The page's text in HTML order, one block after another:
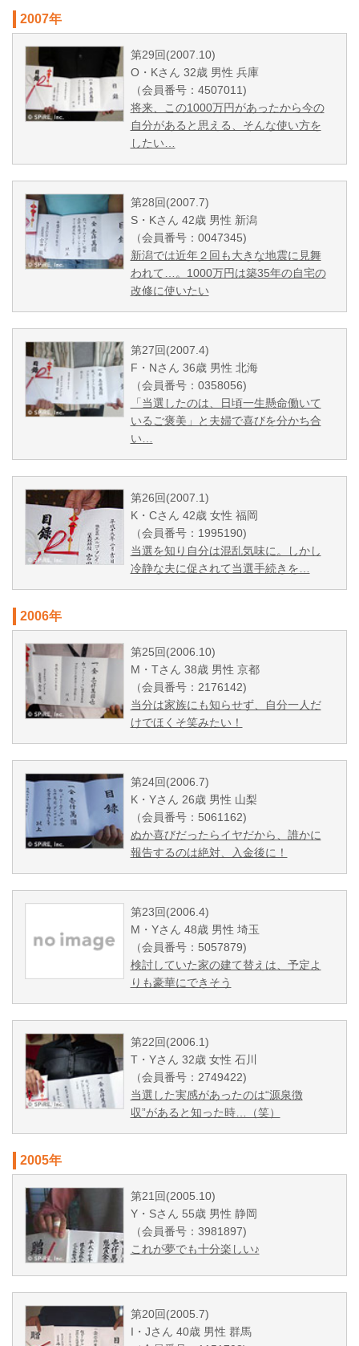
2007年
第29回(2007.10)
O・Kさん 32歳 男性 兵庫
（会員番号：4507011)
将来、この1000万円があったから今の
自分があると思える、そんな使い方を
したい…
第28回(2007.7)
S・Kさん 42歳 男性 新潟
（会員番号：0047345)
新潟では近年２回も大きな地震に見舞
われて…。1000万円は築35年の自宅の
改修に使いたい
第27回(2007.4)
F・Nさん 36歳 男性 北海
（会員番号：0358056)
「当選したのは、日頃一生懸命働いて
いるご褒美」と夫婦で喜びを分かち合
い…
第26回(2007.1)
K・Cさん 42歳 女性 福岡
（会員番号：1995190)
当選を知り自分は混乱気味に。しかし
冷静な夫に促されて当選手続きを…
2006年
第25回(2006.10)
M・Tさん 38歳 男性 京都
（会員番号：2176142)
当分は家族にも知らせず、自分一人だ
けでほくそ笑みたい！
第24回(2006.7)
K・Yさん 26歳 男性 山梨
（会員番号：5061162)
ぬか喜びだったらイヤだから、誰かに
報告するのは絶対、入金後に！
第23回(2006.4)
M・Yさん 48歳 男性 埼玉
（会員番号：5057879)
検討していた家の建て替えは、予定よ
りも豪華にできそう
第22回(2006.1)
T・Yさん 32歳 女性 石川
（会員番号：2749422)
当選した実感があったのは“源泉徴
収”があると知った時…（笑）
2005年
第21回(2005.10)
Y・Sさん 55歳 男性 静岡
（会員番号：3981897)
これが夢でも十分楽しい♪
第20回(2005.7)
I・Jさん 40歳 男性 群馬